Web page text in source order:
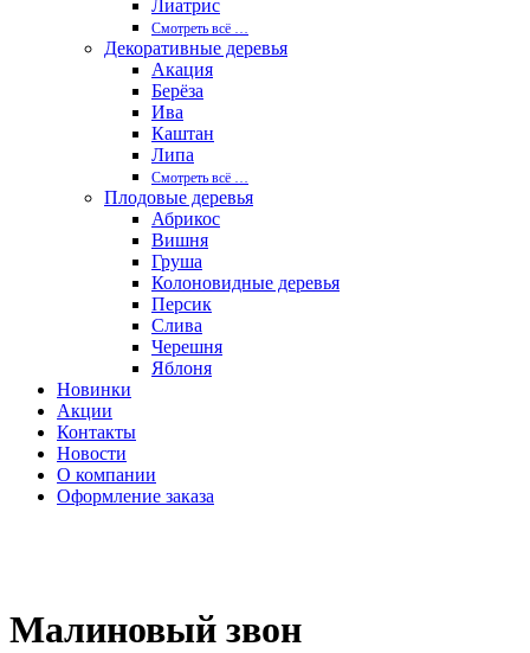
Лиатрис
Смотреть вcё …
Декоративные деревья
Акация
Берёза
Ива
Каштан
Липа
Смотреть вcё …
Плодовые деревья
Абрикос
Вишня
Груша
Колоновидные деревья
Персик
Слива
Черешня
Яблоня
Новинки
Акции
Контакты
Новости
О компании
Оформление заказа
Малиновый звон